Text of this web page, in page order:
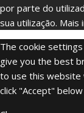
por parte do
sua utilização. Mais
The cookie
give you the best
to use this website
click "Accept"